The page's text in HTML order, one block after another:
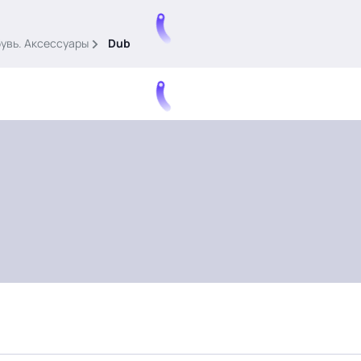
Аксессуары Dub